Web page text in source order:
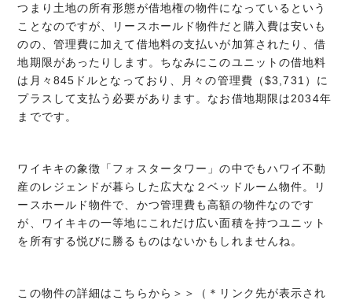
つまり土地の所有形態が借地権の物件になっているという
ことなのですが、リースホールド物件だと購入費は安いも
のの、管理費に加えて借地料の支払いが加算されたり、借
地期限があったりします。ちなみにこのユニットの借地料
は月々845ドルとなっており、月々の管理費（$3,731）に
プラスして支払う必要があります。なお借地期限は2034年
までです。
ワイキキの象徴「フォスタータワー」の中でもハワイ不動
産のレジェンドが暮らした広大な２ベッドルーム物件。リ
ースホールド物件で、かつ管理費も高額の物件なのです
が、ワイキキの一等地にこれだけ広い面積を持つユニット
を所有する悦びに勝るものはないかもしれませんね。
この物件の詳細はこちらから＞＞（＊リンク先が表示され